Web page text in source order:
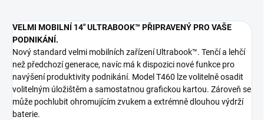
VELMI MOBILNÍ 14" ULTRABOOK™ PŘIPRAVENÝ PRO VAŠE
PODNIKÁNÍ.
Nový standard velmi mobilních zařízení Ultrabook™. Tenčí a lehčí
než předchozí generace, navíc má k dispozici nové funkce pro
navýšení produktivity podnikání. Model T460 lze volitelně osadit
volitelným úložištěm a samostatnou grafickou kartou. Zároveň se
může pochlubit ohromujícím zvukem a extrémně dlouhou výdrží
baterie.